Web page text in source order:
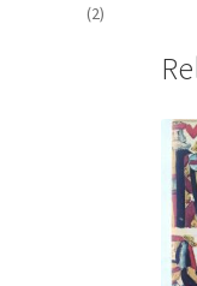
(2)